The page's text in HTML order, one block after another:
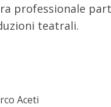
professionale
teatrali.
Aceti